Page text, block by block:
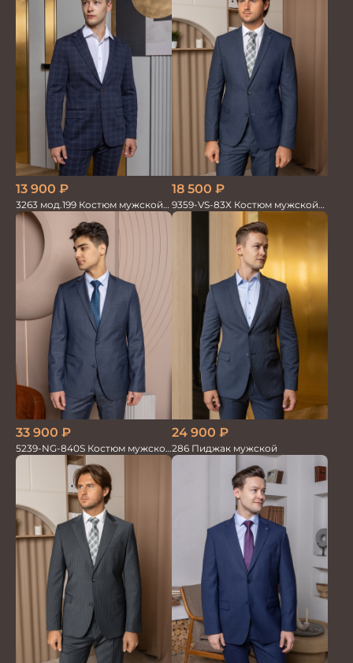
13 900 ₽
3263 мод.199 Костюм мужской
трикотажный т.син в клетку
18 500 ₽
9359-VS-83X Костюм мужской
двойка
33 900 ₽
5239-NG-840S Костюм мужской
двойка
24 900 ₽
286 Пиджак мужской